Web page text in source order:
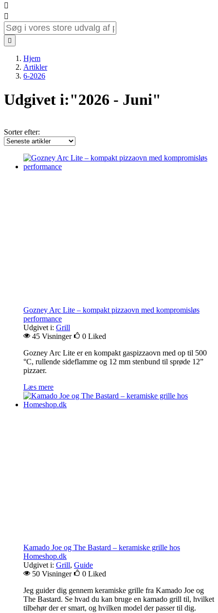



Hjem
Artikler
6-2026
Udgivet i:"2026 - Juni"
Sorter efter:
Gozney Arc Lite – kompakt pizzaovn med kompromisløs
performance
Udgivet i: Grill
45 Visninger
0 Liked
Gozney Arc Lite er en kompakt gaspizzaovn med op til 500
°C, rullende sideflamme og 12 mm stenbund til sprøde 12”
pizzaer.
Læs mere
Kamado Joe og The Bastard – keramiske grille hos
Homeshop.dk
Udgivet i: Grill, Guide
50 Visninger
0 Liked
Jeg guider dig gennem keramiske grille fra Kamado Joe og
The Bastard. Se hvad du kan bruge en kamado grill til, hvilket
tilbehør der er smart, og hvilken model der passer til dig.